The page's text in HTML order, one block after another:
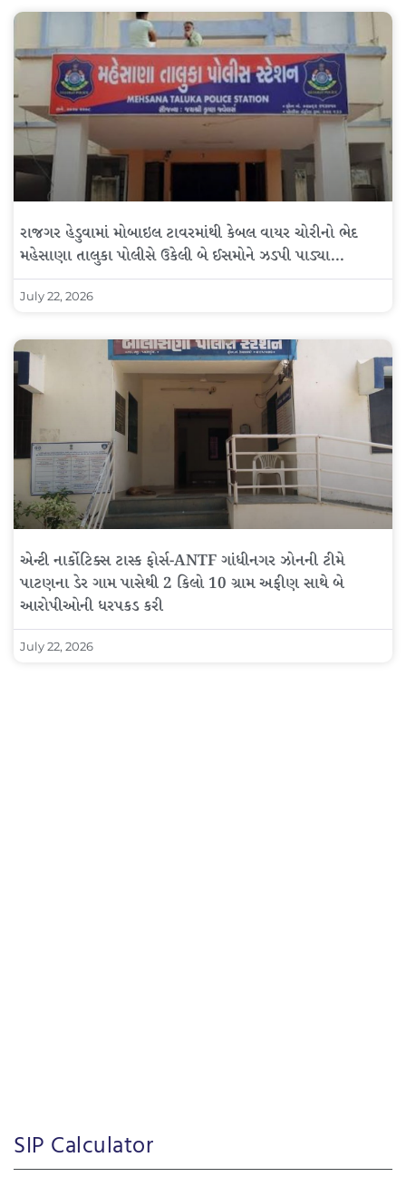
રાજગર હેડુવામાં મોબાઇલ ટાવરમાંથી કેબલ વાયર ચોરીનો ભેદ
મહેસાણા તાલુકા પોલીસે ઉકેલી બે ઈસમોને ઝડપી પાડ્યા…
July 22, 2026
એન્ટી નાર્કોટિક્સ ટાસ્ક ફોર્સ-ANTF ગાંધીનગર ઝોનની ટીમે
પાટણના ડેર ગામ પાસેથી 2 કિલો 10 ગ્રામ અફીણ સાથે બે
આરોપીઓની ધરપકડ કરી
July 22, 2026
SIP Calculator